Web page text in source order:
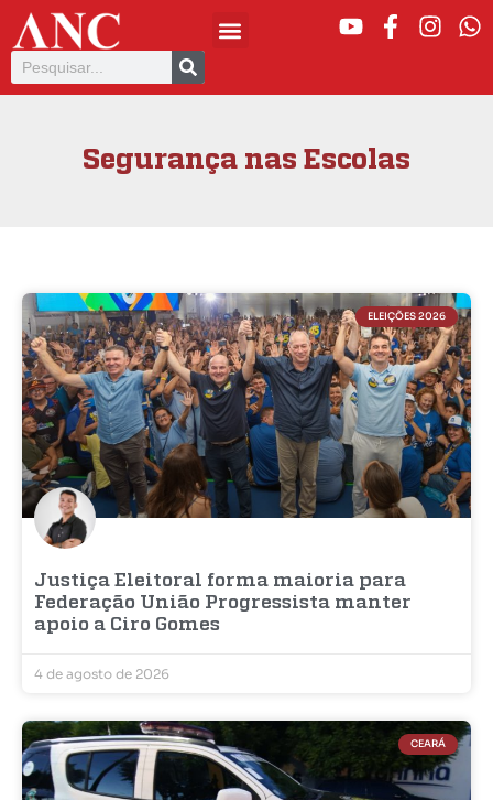
Segurança nas Escolas
ELEIÇÕES 2026
Justiça Eleitoral forma maioria para
Federação União Progressista manter
apoio a Ciro Gomes
4 de agosto de 2026
CEARÁ